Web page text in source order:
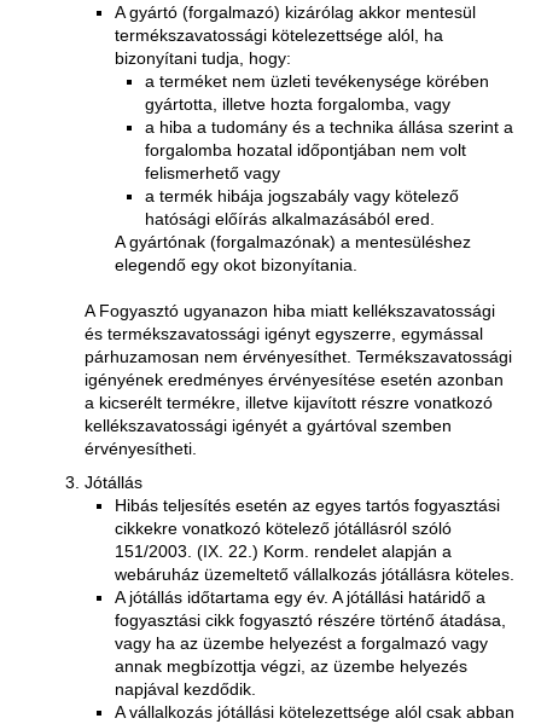
A gyártó (forgalmazó) kizárólag akkor mentesül
termékszavatossági kötelezettsége alól, ha
bizonyítani tudja, hogy:
a terméket nem üzleti tevékenysége körében
gyártotta, illetve hozta forgalomba, vagy
a hiba a tudomány és a technika állása szerint a
forgalomba hozatal időpontjában nem volt
felismerhető vagy
a termék hibája jogszabály vagy kötelező
hatósági előírás alkalmazásából ered.
A gyártónak (forgalmazónak) a mentesüléshez
elegendő egy okot bizonyítania.
A Fogyasztó ugyanazon hiba miatt kellékszavatossági
és termékszavatossági igényt egyszerre, egymással
párhuzamosan nem érvényesíthet. Termékszavatossági
igényének eredményes érvényesítése esetén azonban
a kicserélt termékre, illetve kijavított részre vonatkozó
kellékszavatossági igényét a gyártóval szemben
érvényesítheti.
Jótállás
Hibás teljesítés esetén az egyes tartós fogyasztási
cikkekre vonatkozó kötelező jótállásról szóló
151/2003. (IX. 22.) Korm. rendelet alapján a
webáruház üzemeltető vállalkozás jótállásra köteles.
A jótállás időtartama egy év. A jótállási határidő a
fogyasztási cikk fogyasztó részére történő átadása,
vagy ha az üzembe helyezést a forgalmazó vagy
annak megbízottja végzi, az üzembe helyezés
napjával kezdődik.
A vállalkozás jótállási kötelezettsége alól csak abban